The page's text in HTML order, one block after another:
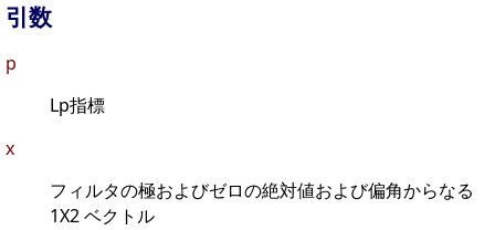
引数
p
Lp指標
x
フィルタの極およびゼロの絶対値および偏角からなる
1X2 ベクトル